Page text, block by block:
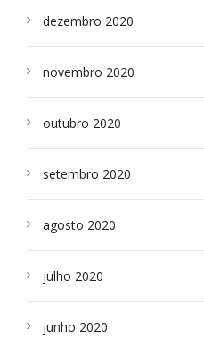
dezembro 2020
novembro 2020
outubro 2020
setembro 2020
agosto 2020
julho 2020
junho 2020